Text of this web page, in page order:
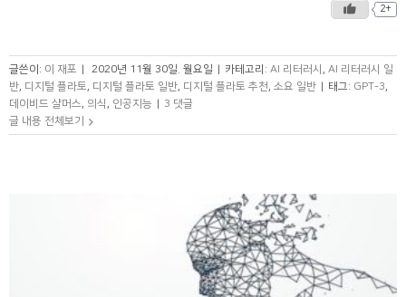
2+
글쓴이: 이 재포 2020년 11월 30일. 월요일 카테고리: AI 리터러시 , AI 리터러시 일
반, 디지털 플라토, 디지털 플라토 일반, 디지털 플라토 추천, 소요 일반 태그: GPT-3,
데이비드 샬머스, 의식 , 인공지능
3 댓글
글 내용 전체보기